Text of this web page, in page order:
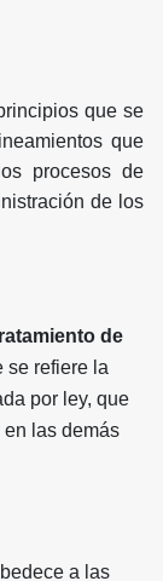
que se
que
procesos de
de los
de
se refiere la
por ley, que
las demás
a las